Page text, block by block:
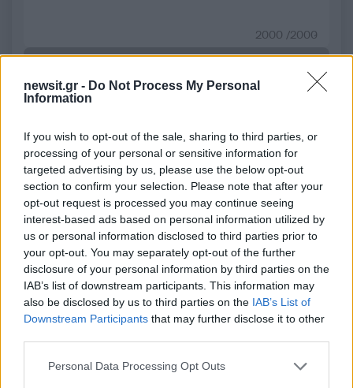
newsit.gr - Do Not Process My Personal
Information
If you wish to opt-out of the sale, sharing to third parties, or
processing of your personal or sensitive information for
targeted advertising by us, please use the below opt-out
section to confirm your selection. Please note that after your
opt-out request is processed you may continue seeing
interest-based ads based on personal information utilized by
us or personal information disclosed to third parties prior to
your opt-out. You may separately opt-out of the further
disclosure of your personal information by third parties on the
IAB’s list of downstream participants. This information may
also be disclosed by us to third parties on the IAB’s List of
Downstream Participants that may further disclose it to other
Please note that this website/app uses one or more Google
Personal Data Processing Opt Outs
2000 /2000
Όροι Χρήσης. Το site προστατεύεται από reCAPTCHA, ισχύουν
Αθλητικά
ΑΤΛΕΤΙΚΟ ΜΑΔΡΙΤΗΣ
ΜΠΑΡΤΣΕΛΟΝΑ
ΠΟΥΛΜΑΝ
Share:
Ακολουθήστε το Νewsit.gr στοGoogle News και
ενημερωθείτε πρώτοι για όλη την ειδησεογραφία και τα
τελευταία νέα
της ημέρας